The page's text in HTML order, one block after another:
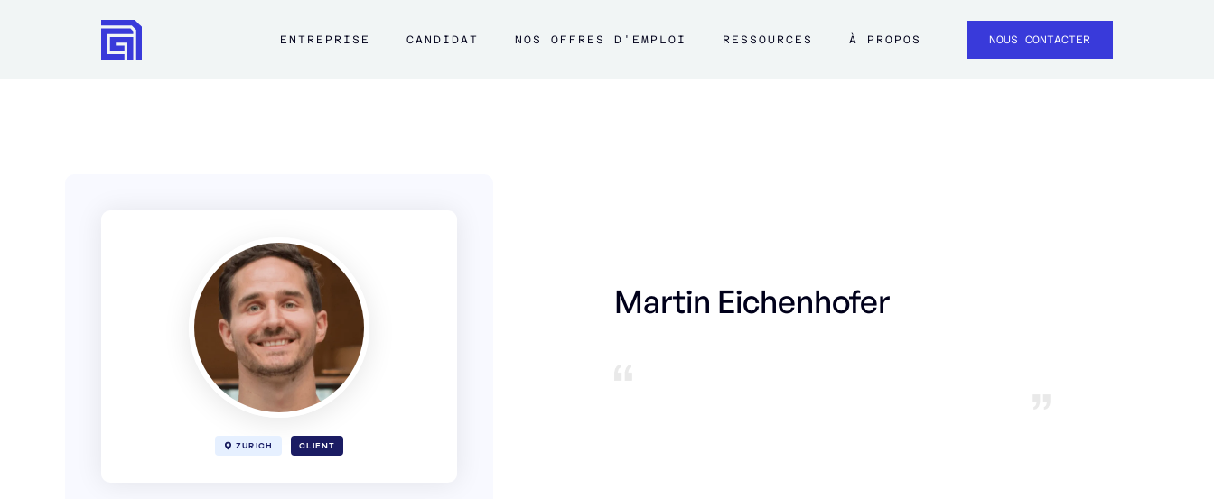
ENTREPRISE CANDIDAT NOS OFFRES D'EMPLOI RESSOURCES À PROPOS NOUS CONTACTER
ZURICH CLIENT
Martin Eichenhofer